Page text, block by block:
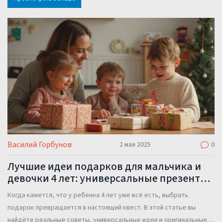
расчета. Расскажем, что можно решить на глаз, а где лучше не
поговорим, как не ошибиться с подушкой для густой или рыхлой
почвы.
Василий Горбунов 2 мая 2025 0
Лучшие идеи подарков для мальчика и
девочки 4 лет: универсальные презенты
и неожиданные лайфхаки
Когда кажется, что у ребенка 4 лет уже всё есть, выбрать
подарок превращается в настоящий квест. В этой статье вы
найдёте реальные советы, универсальные идеи и оригинальные